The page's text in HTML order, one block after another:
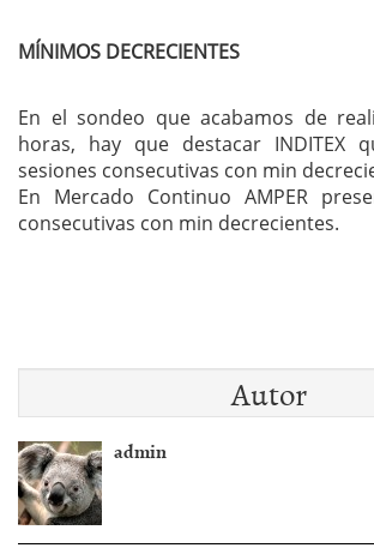
MÍNIMOS DECRECIENTES
En el sondeo que acabamos de
horas, hay que destacar INDITEX
sesiones consecutivas con min
En Mercado Continuo AMPER
consecutivas con min decrecientes.
Autor
admin